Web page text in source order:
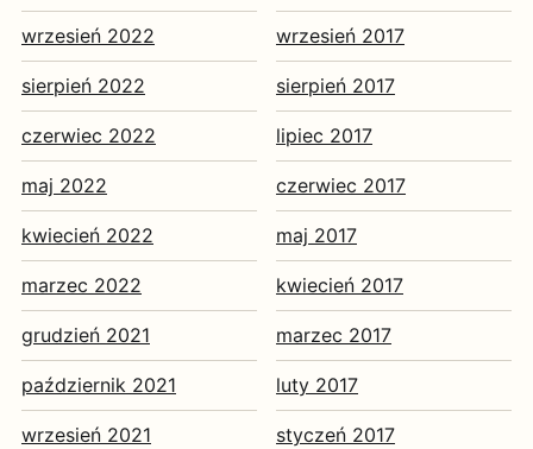
wrzesień 2022
sierpień 2022
czerwiec 2022
maj 2022
kwiecień 2022
marzec 2022
grudzień 2021
październik 2021
wrzesień 2021
wrzesień 2017
sierpień 2017
lipiec 2017
czerwiec 2017
maj 2017
kwiecień 2017
marzec 2017
luty 2017
styczeń 2017